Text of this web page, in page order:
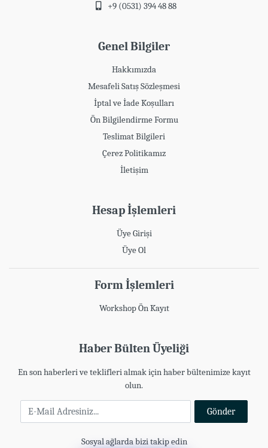
+9 (0531) 394 48 88
Genel Bilgiler
Hakkımızda
Mesafeli Satış Sözleşmesi
İptal ve İade Koşulları
Ön Bilgilendirme Formu
Teslimat Bilgileri
Çerez Politikamız
İletişim
Hesap İşlemleri
Üye Girişi
Üye Ol
Form İşlemleri
Workshop Ön Kayıt
Haber Bülten Üyeliği
En son haberleri ve teklifleri almak için haber bültenimize kayıt
olun.
E-Mail Adresiniz
Gönder
Sosyal ağlarda bizi takip edin